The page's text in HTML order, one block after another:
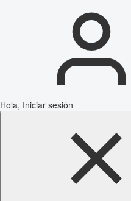
Hola, Iniciar sesión